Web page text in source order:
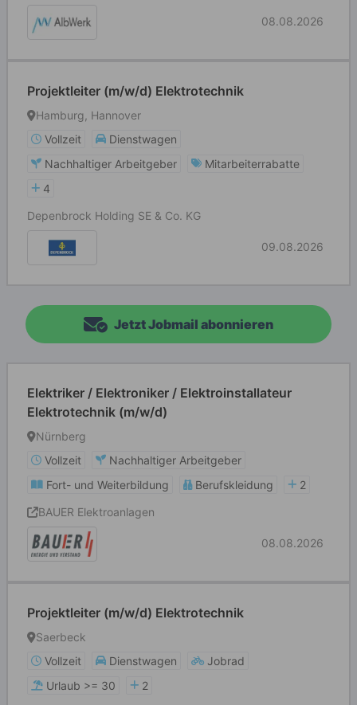
08.08.2026
Projektleiter (m/w/d) Elektrotechnik
Hamburg, Hannover
Vollzeit
Dienstwagen
Nachhaltiger Arbeitgeber
Mitarbeiterrabatte
4
Depenbrock Holding SE & Co. KG
09.08.2026
Jetzt Jobmail abonnieren
Elektriker / Elektroniker / Elektroinstallateur
Elektrotechnik (m/w/d)
Nürnberg
Vollzeit
Nachhaltiger Arbeitgeber
Fort- und Weiterbildung
Berufskleidung
2
BAUER Elektroanlagen
08.08.2026
Projektleiter (m/w/d) Elektrotechnik
Saerbeck
Vollzeit
Dienstwagen
Jobrad
Urlaub >= 30
2